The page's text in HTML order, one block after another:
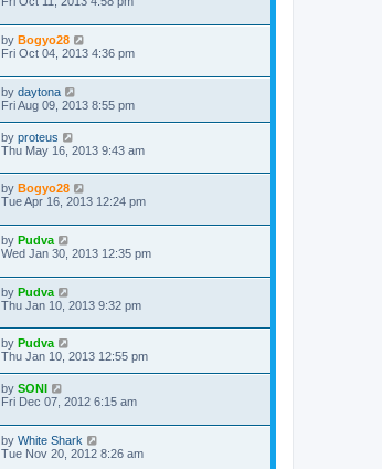
by Bogyo28
Fri Oct 04, 2013 4:36 pm
by daytona
Fri Aug 09, 2013 8:55 pm
by proteus
Thu May 16, 2013 9:43 am
by Bogyo28
Tue Apr 16, 2013 12:24 pm
by Pudva
Wed Jan 30, 2013 12:35 pm
by Pudva
Thu Jan 10, 2013 9:32 pm
by Pudva
Thu Jan 10, 2013 12:55 pm
by SONI
Fri Dec 07, 2012 6:15 am
by White Shark
Tue Nov 20, 2012 8:26 am